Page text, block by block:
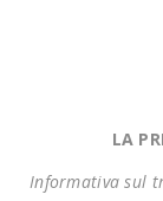
LA
Informativa sul